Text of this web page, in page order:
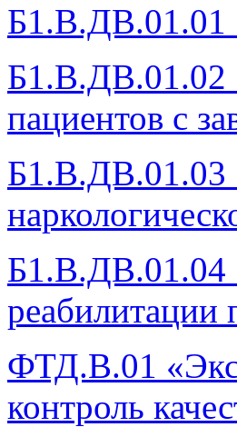
Б1.В.ДВ.01.01
Б1.В.ДВ.01.02
пациентов с
Б1.В.ДВ.01.03
Б1.В.ДВ.01.04
реабилитации
ФТД.В.01
контроль